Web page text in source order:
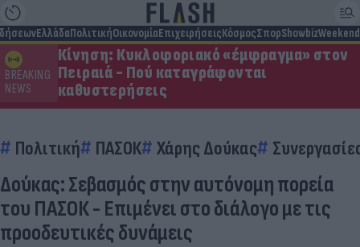
ΕλλάδαΠολιτικήΟικονομίαΕπιχειρήσειςΚόσμοςΣπορShowbizWeekend
BREAKING
NEWS
Κίνηση: Κυκλοφοριακό «έμφραγμα» στον
Πειραιά - Πού καταγράφονται
καθυστερήσεις
Πολιτική ΠΑΣΟΚ Χάρης Δούκας
Δούκας: Σεβασμός στην αυτόνομη πορεία
του ΠΑΣΟΚ - Επιμένει στο διάλογο με τις
προοδευτικές δυνάμεις